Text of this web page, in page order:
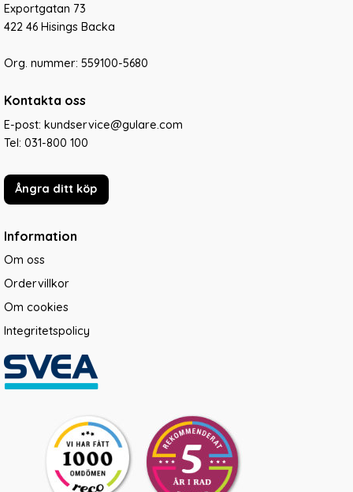
Exportgatan 73
422 46 Hisings Backa
Org. nummer: 559100-5680
Kontakta oss
E-post: kundservice@gulare.com
Tel: 031-800 100
Ångra ditt köp
Information
Om oss
Ordervillkor
Om cookies
Integritetspolicy